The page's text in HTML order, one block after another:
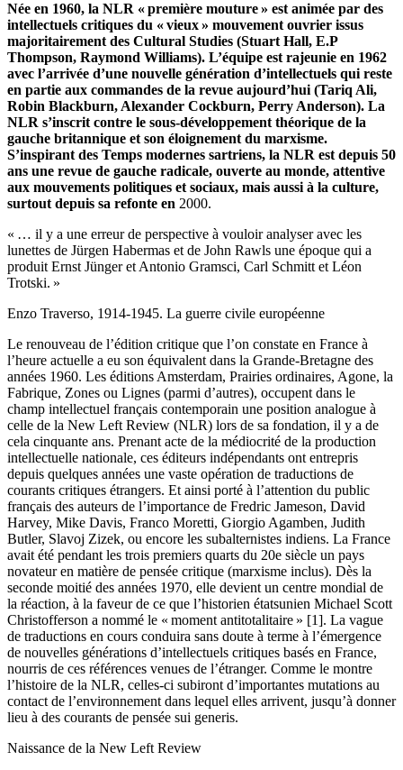
Née en 1960, la NLR « première mouture » est animée par des
intellectuels critiques du « vieux » mouvement ouvrier issus
majoritairement des Cultural Studies (Stuart Hall, E.P
Thompson, Raymond Williams). L’équipe est rajeunie en 1962
avec l’arrivée d’une nouvelle génération d’intellectuels qui reste
en partie aux commandes de la revue aujourd’hui (Tariq Ali,
Robin Blackburn, Alexander Cockburn, Perry Anderson). La
NLR s’inscrit contre le sous-développement théorique de la
gauche britannique et son éloignement du marxisme.
S’inspirant des Temps modernes sartriens, la NLR est depuis 50
ans une revue de gauche radicale, ouverte au monde, attentive
aux mouvements politiques et sociaux, mais aussi à la culture,
surtout depuis sa refonte en 2000.
« … il y a une erreur de perspective à vouloir analyser avec les
lunettes de Jürgen Habermas et de John Rawls une époque qui a
produit Ernst Jünger et Antonio Gramsci, Carl Schmitt et Léon
Trotski. »
Enzo Traverso, 1914-1945. La guerre civile européenne
Le renouveau de l’édition critique que l’on constate en France à
l’heure actuelle a eu son équivalent dans la Grande-Bretagne des
années 1960. Les éditions Amsterdam, Prairies ordinaires, Agone, la
Fabrique, Zones ou Lignes (parmi d’autres), occupent dans le
champ intellectuel français contemporain une position analogue à
celle de la New Left Review (NLR) lors de sa fondation, il y a de
cela cinquante ans. Prenant acte de la médiocrité de la production
intellectuelle nationale, ces éditeurs indépendants ont entrepris
depuis quelques années une vaste opération de traductions de
courants critiques étrangers. Et ainsi porté à l’attention du public
français des auteurs de l’importance de Fredric Jameson, David
Harvey, Mike Davis, Franco Moretti, Giorgio Agamben, Judith
Butler, Slavoj Zizek, ou encore les subalternistes indiens. La France
avait été pendant les trois premiers quarts du 20e siècle un pays
novateur en matière de pensée critique (marxisme inclus). Dès la
seconde moitié des années 1970, elle devient un centre mondial de
la réaction, à la faveur de ce que l’historien étatsunien Michael Scott
Christofferson a nommé le « moment antitotalitaire » [1]. La vague
de traductions en cours conduira sans doute à terme à l’émergence
de nouvelles générations d’intellectuels critiques basés en France,
nourris de ces références venues de l’étranger. Comme le montre
l’histoire de la NLR, celles-ci subiront d’importantes mutations au
contact de l’environnement dans lequel elles arrivent, jusqu’à donner
lieu à des courants de pensée sui generis.
Naissance de la New Left Review